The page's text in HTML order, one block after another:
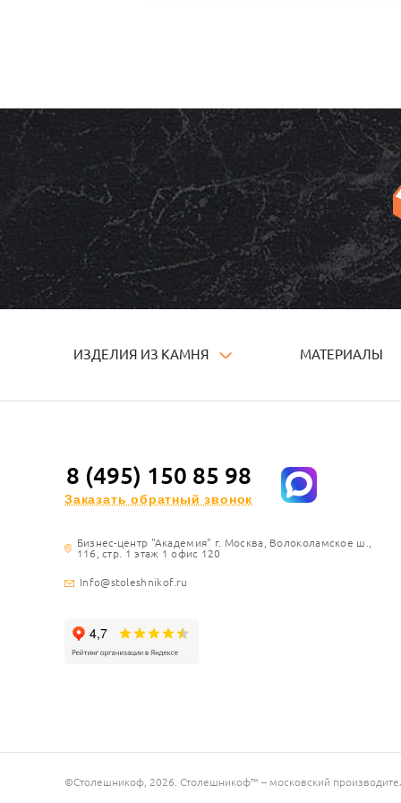
ИЗДЕЛИЯ ИЗ КАМНЯ МАТЕРИАЛЫ
8 (495) 150 85 98
Заказать обратный звонок
Бизнес-центр "Академия" г. Москва, Волоколамское ш.,
116, стр. 1 этаж 1 офис 120
Info@stoleshnikof.ru
©Столешникоф, 2026. Столешникоф™ – московский